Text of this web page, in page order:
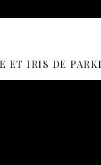
ET IRIS DE